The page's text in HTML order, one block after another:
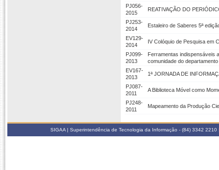
PJ056-
2015
REATIVAÇÃO DO
PJ253-
2014
Estaleiro de Saberes 5ª
EV129-
2014
IV Colóquio de Pesquisa em
PJ099-
2013
Ferramentas indispensáveis
comunidade do
EV167-
2013
1ª JORNADA DE
PJ087-
2011
A Biblioteca Móvel como
PJ248-
2011
Mapeamento da Produção
SIGAA | Superintendência de Tecnologia da Informação - (84) 3342